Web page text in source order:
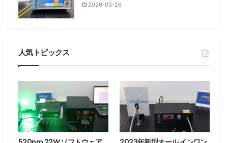
2026-03-26
人気トピックス